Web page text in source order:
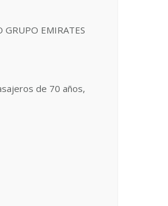
EMIRATES
de 70 años,